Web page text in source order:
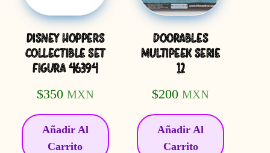
DISNEY HOPPERS
COLLECTIBLE SET
FIGURA 46394
$350 MXN
Añadir Al
Carrito
DOORABLES
MULTIPEEK SERIE
12
$200 MXN
Añadir Al
Carrito